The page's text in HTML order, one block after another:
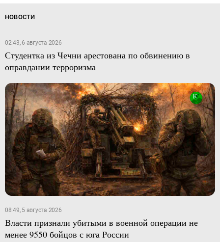
НОВОСТИ
02:43, 6 августа 2026
Студентка из Чечни арестована по обвинению в
оправдании терроризма
08:49, 5 августа 2026
Власти признали убитыми в военной операции не
менее 9550 бойцов с юга России